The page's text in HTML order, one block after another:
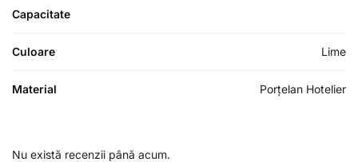
Capacitate
Culoare Lime
Material Porțelan Hotelier
Nu există recenzii până acum.